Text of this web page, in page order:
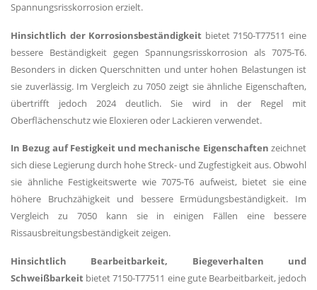
Spannungsrisskorrosion erzielt.
Hinsichtlich der Korrosionsbeständigkeit bietet 7150-T77511 eine
bessere Beständigkeit gegen Spannungsrisskorrosion als 7075-T6.
Besonders in dicken Querschnitten und unter hohen Belastungen ist
sie zuverlässig. Im Vergleich zu 7050 zeigt sie ähnliche Eigenschaften,
übertrifft jedoch 2024 deutlich. Sie wird in der Regel mit
Oberflächenschutz wie Eloxieren oder Lackieren verwendet.
In Bezug auf Festigkeit und mechanische Eigenschaften zeichnet
sich diese Legierung durch hohe Streck- und Zugfestigkeit aus. Obwohl
sie ähnliche Festigkeitswerte wie 7075-T6 aufweist, bietet sie eine
höhere Bruchzähigkeit und bessere Ermüdungsbeständigkeit. Im
Vergleich zu 7050 kann sie in einigen Fällen eine bessere
Rissausbreitungsbeständigkeit zeigen.
Hinsichtlich Bearbeitbarkeit, Biegeverhalten und
Schweißbarkeit bietet 7150-T77511 eine gute Bearbeitbarkeit, jedoch